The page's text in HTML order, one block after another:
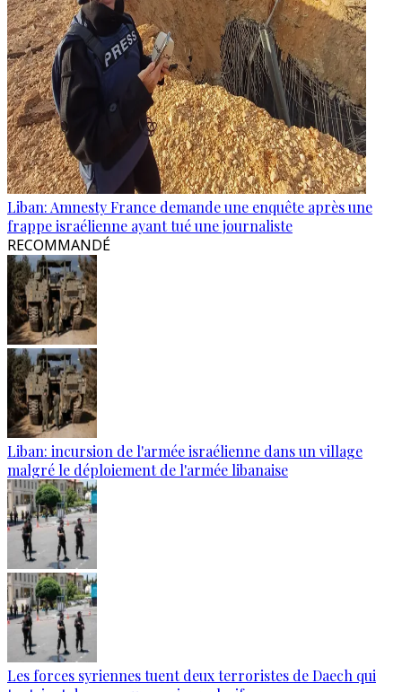
Liban: Amnesty France demande une enquête après une
frappe israélienne ayant tué une journaliste
RECOMMANDÉ
Liban: incursion de l'armée israélienne dans un village
malgré le déploiement de l'armée libanaise
Les forces syriennes tuent deux terroristes de Daech qui